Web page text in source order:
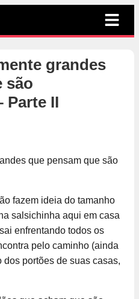
grandes
são
Parte II
fazem ideia do tamanho
salsichinha aqui em casa
enfrentando todos os
pelo caminho (ainda
dos portões de suas casas,